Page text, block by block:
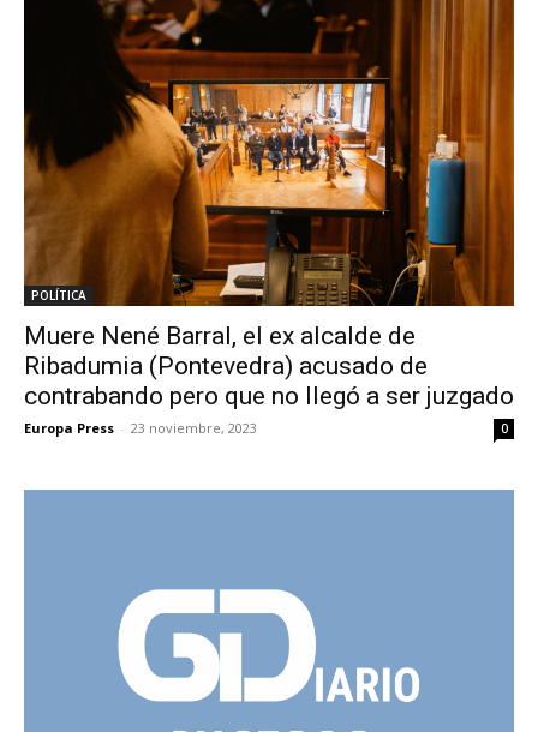
POLÍTICA
Muere Nené Barral, el ex alcalde de
Ribadumia (Pontevedra) acusado de
contrabando pero que no llegó a ser juzgado
Europa Press - 23 noviembre, 2023 0